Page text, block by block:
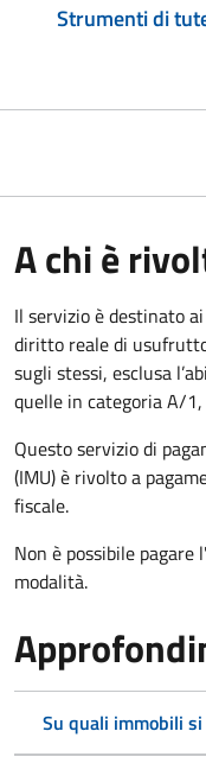
Strumenti di
A chi è
Il servizio è destinato
diritto reale di
sugli stessi, esclusa
quelle in categoria A/
Questo servizio di
(IMU) è rivolto a
fiscale.
Non è possibile
modalità.
Su quali immobili si